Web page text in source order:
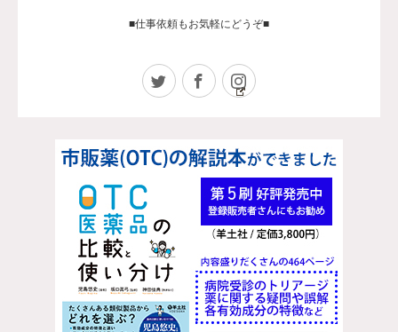
■仕事依頼もお気軽にどうぞ■
Twitter Facebook